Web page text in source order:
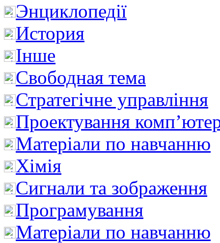
Энциклопедії
История
Інше
Свободная тема
Стратегічне управління
Проектування
Матеріали по навчанню
Хімія
Сигнали та зображення
Програмування
Матеріали по навчанню